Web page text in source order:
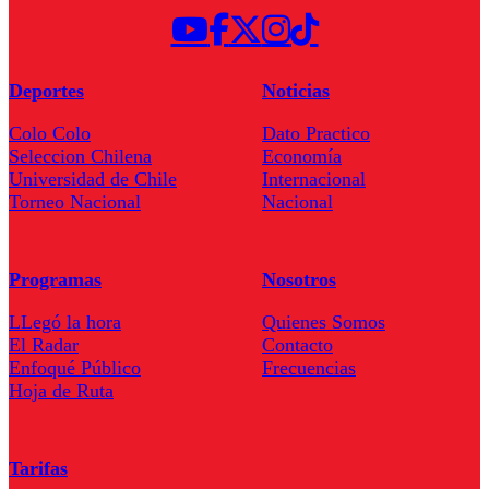
Deportes
Colo Colo
Seleccion Chilena
Universidad de Chile
Torneo Nacional
Noticias
Dato Practico
Economía
Internacional
Nacional
Programas
LLegó la hora
El Radar
Enfoqué Público
Hoja de Ruta
Nosotros
Quienes Somos
Contacto
Frecuencias
Tarifas